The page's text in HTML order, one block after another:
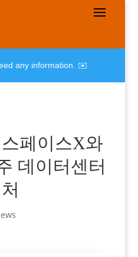
any information. ✉️
페이스X와
데이터센터